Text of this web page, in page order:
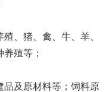
、猪、禽、牛、羊、
殖等；
及原材料等；饲料原